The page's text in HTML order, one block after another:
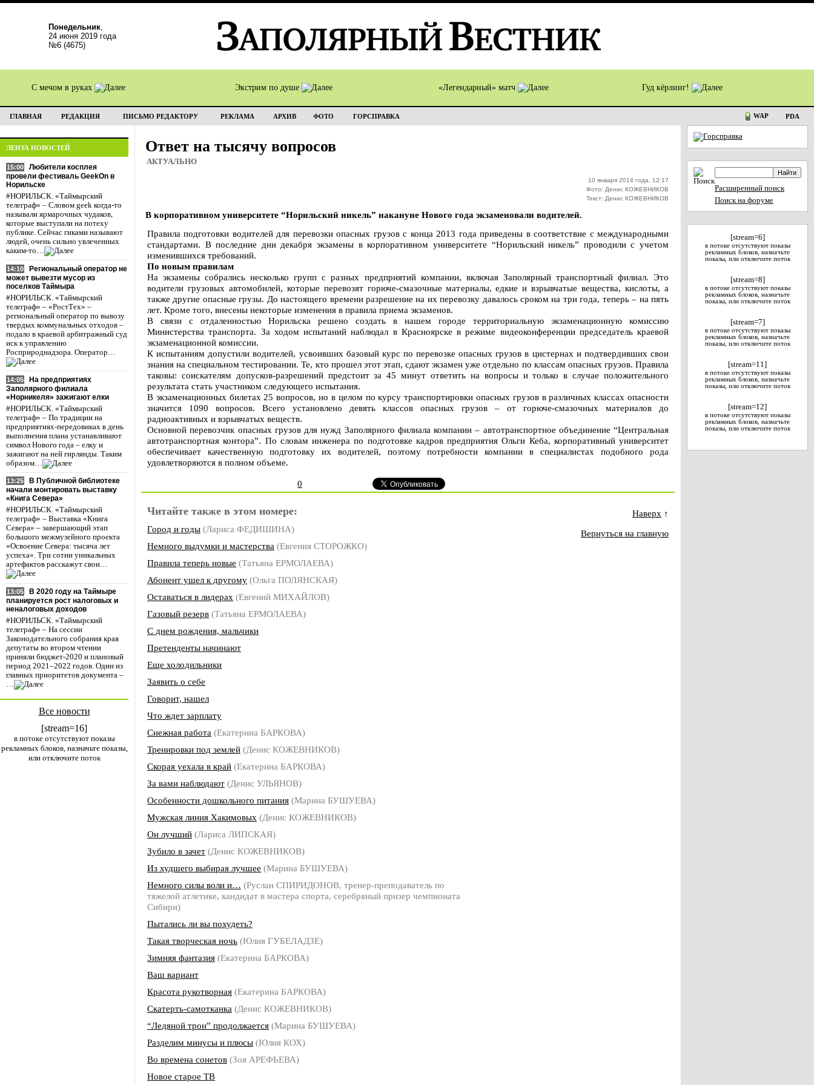
Понедельник,
24 июня 2019 года
№6 (4675)
С мечом в руках Экстрим по душе «Легендарный» матч Гуд кёрлинг!
ГЛАВНАЯ РЕДАКЦИЯ ПИСЬМО РЕДАКТОРУ РЕКЛАМА АРХИВ ФОТО ГОРСПРАВКА WAP PDA
ЛЕНТА НОВОСТЕЙ
15:00
Любители косплея
провели фестиваль GeekOn в
Норильске
#НОРИЛЬСК. «Таймырский
телеграф» – Словом geek когда-то
называли ярмарочных чудаков,
которые выступали на потеху
публике. Сейчас гиками называют
людей, очень сильно увлеченных
каким-то…
14:10
Региональный оператор не
может вывезти мусор из
поселков Таймыра
#НОРИЛЬСК. «Таймырский
телеграф» – «РостТех» –
региональный оператор по вывозу
твердых коммунальных отходов –
подало в краевой арбитражный суд
иск к управлению
Росприроднадзора. Оператор…
14:05
На предприятиях
Заполярного филиала
«Норникеля» зажигают елки
#НОРИЛЬСК. «Таймырский
телеграф» – По традиции на
предприятиях-передовиках в день
выполнения плана устанавливают
символ Нового года – елку и
зажигают на ней гирлянды. Таким
образом…
13:25
В Публичной библиотеке
начали монтировать выставку
«Книга Севера»
#НОРИЛЬСК. «Таймырский
телеграф» – Выставка «Книга
Севера» – завершающий этап
большого межмузейного проекта
«Освоение Севера: тысяча лет
успеха». Три сотни уникальных
артефактов расскажут свои…
13:05
В 2020 году на Таймыре
планируется рост налоговых и
неналоговых доходов
#НОРИЛЬСК. «Таймырский
телеграф» – На сессии
Законодательного собрания края
депутаты во втором чтении
приняли бюджет-2020 и плановый
период 2021–2022 годов. Один из
главных приоритетов документа –
…
Все новости
[stream=16]
в потоке отсутствуют показы
рекламных блоков, назначьте показы,
или отключите поток
Ответ на тысячу вопросов
АКТУАЛЬНО
10 января 2014 года, 12:17
Фото: Денис КОЖЕВНИКОВ
Текст: Денис КОЖЕВНИКОВ
В корпоративном университете “Норильский никель” накануне Нового года экзаменовали водителей.
Правила подготовки водителей для перевозки опасных грузов с конца 2013 года приведены в соответствие с международными
стандартами. В последние дни декабря экзамены в корпоративном университете “Норильский никель” проводили с учетом
изменившихся требований.
По новым правилам
На экзамены собрались несколько групп с разных предприятий компании, включая Заполярный транспортный филиал. Это
водители грузовых автомобилей, которые перевозят горюче-смазочные материалы, едкие и взрывчатые вещества, кислоты, а
также другие опасные грузы. До настоящего времени разрешение на их перевозку давалось сроком на три года, теперь – на пять
лет. Кроме того, внесены некоторые изменения в правила приема экзаменов.
В связи с отдаленностью Норильска решено создать в нашем городе территориальную экзаменационную комиссию
Министерства транспорта. За ходом испытаний наблюдал в Красноярске в режиме видеоконференции председатель краевой
экзаменационной комиссии.
К испытаниям допустили водителей, усвоивших базовый курс по перевозке опасных грузов в цистернах и подтвердивших свои
знания на специальном тестировании. Те, кто прошел этот этап, сдают экзамен уже отдельно по классам опасных грузов. Правила
таковы: соискателям допусков-разрешений предстоит за 45 минут ответить на вопросы и только в случае положительного
результата стать участником следующего испытания.
В экзаменационных билетах 25 вопросов, но в целом по курсу транспортировки опасных грузов в различных классах опасности
значится 1090 вопросов. Всего установлено девять классов опасных грузов – от горюче-смазочных материалов до
радиоактивных и взрывчатых веществ.
Основной перевозчик опасных грузов для нужд Заполярного филиала компании – автотранспортное объединение “Центральная
автотранспортная контора”. По словам инженера по подготовке кадров предприятия Ольги Кеба, корпоративный университет
обеспечивает качественную подготовку их водителей, поэтому потребности компании в специалистах подобного рода
удовлетворяются в полном объеме.
0
Читайте также в этом номере:
Город и годы (Лариса ФЕДИШИНА)
Немного выдумки и мастерства (Евгения СТОРОЖКО)
Правила теперь новые (Татьяна ЕРМОЛАЕВА)
Абонент ушел к другому (Ольга ПОЛЯНСКАЯ)
Оставаться в лидерах (Евгений МИХАЙЛОВ)
Газовый резерв (Татьяна ЕРМОЛАЕВА)
С днем рождения, мальчики
Претенденты начинают
Еще холодильники
Заявить о себе
Говорит, нашел
Что ждет зарплату
Снежная работа (Екатерина БАРКОВА)
Тренировки под землей (Денис КОЖЕВНИКОВ)
Скорая уехала в край (Екатерина БАРКОВА)
За вами наблюдают (Денис УЛЬЯНОВ)
Особенности дошкольного питания (Марина БУШУЕВА)
Мужская линия Хакимовых (Денис КОЖЕВНИКОВ)
Он лучший (Лариса ЛИПСКАЯ)
Зубило в зачет (Денис КОЖЕВНИКОВ)
Из худшего выбирая лучшее (Марина БУШУЕВА)
Немного силы воли и… (Руслан СПИРИДОНОВ, тренер-преподаватель по
тяжелой атлетике, кандидат в мастера спорта, серебряный призер чемпионата
Сибири)
Пытались ли вы похудеть?
Такая творческая ночь (Юлия ГУБЕЛАДЗЕ)
Зимняя фантазия (Екатерина БАРКОВА)
Ваш вариант
Красота рукотворная (Екатерина БАРКОВА)
Скатерть-самотканка (Денис КОЖЕВНИКОВ)
“Ледяной трон” продолжается (Марина БУШУЕВА)
Разделим минусы и плюсы (Юлия КОХ)
Во времена сонетов (Зоя АРЕФЬЕВА)
Новое старое ТВ
Наверх ↑
Вернуться на главную
Расширенный поиск
Поиск на форуме
[stream=6]
в потоке отсутствуют показы
рекламных блоков, назначьте
показы, или отключите поток
[stream=8]
в потоке отсутствуют показы
рекламных блоков, назначьте
показы, или отключите поток
[stream=7]
в потоке отсутствуют показы
рекламных блоков, назначьте
показы, или отключите поток
[stream=11]
в потоке отсутствуют показы
рекламных блоков, назначьте
показы, или отключите поток
[stream=12]
в потоке отсутствуют показы
рекламных блоков, назначьте
показы, или отключите поток